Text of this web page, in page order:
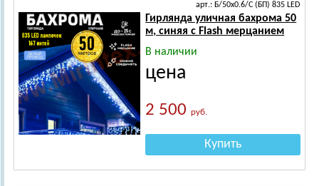
арт.: Б/50х0.6/С (БП) 835 LED
Гирлянда уличная бахрома 50
м, синяя с Flash мерцанием
В наличии
цена
2 500руб.
Купить